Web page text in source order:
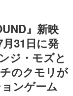
時のエピソードをお
』は、〈試験問題〉
若きクリエイター達
』新映
31日に発
ジ・モズと
のクモリが
ンゲーム